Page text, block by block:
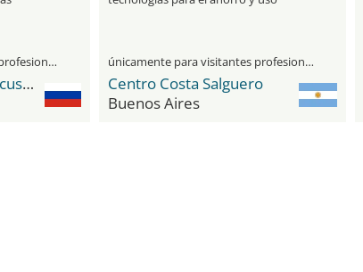
únicamente para visitantes profesionales
Crocus Expo - IEC Crocus Expo International Exhibition Centre
eficiente de la energía
únicamente para visitantes profesionales
Centro Costa Salguero
Buenos Aires